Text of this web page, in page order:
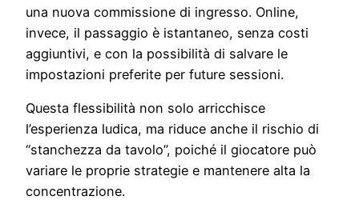
una nuova commissione di ingresso. Online,
invece, il passaggio è istantaneo, senza costi
aggiuntivi, e con la possibilità di salvare le
impostazioni preferite per future sessioni.
Questa flessibilità non solo arricchisce
l’esperienza ludica, ma riduce anche il rischio di
“stanchezza da tavolo”, poiché il giocatore può
variare le proprie strategie e mantenere alta la
concentrazione.